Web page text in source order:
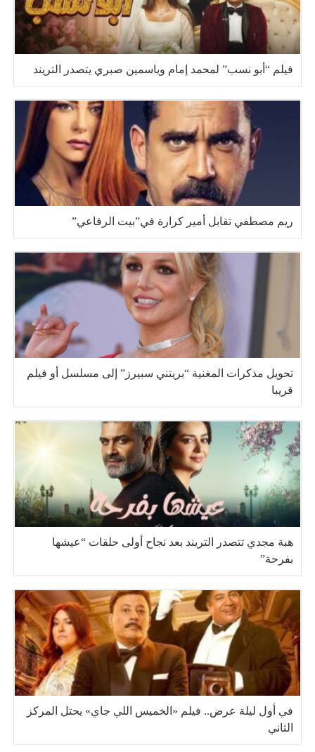
فيلم “أبو نسب” لمحمد إمام وياسمين صبري يتصدر التريند
ريم مصطفي تقابل أمير كرارة في”بيت الرفاعي”
تحويل مذكرات المغنية “بريتني سبيرز” إلى مسلسل أو فيلم
قريبا
هبة مجدي تتصدر التريند بعد نجاح أولى حلقات “عيشها
بفرحة”
في أول ليلة عرض.. فيلم «الخميس اللي جاي» يحتل المركز
الثاني